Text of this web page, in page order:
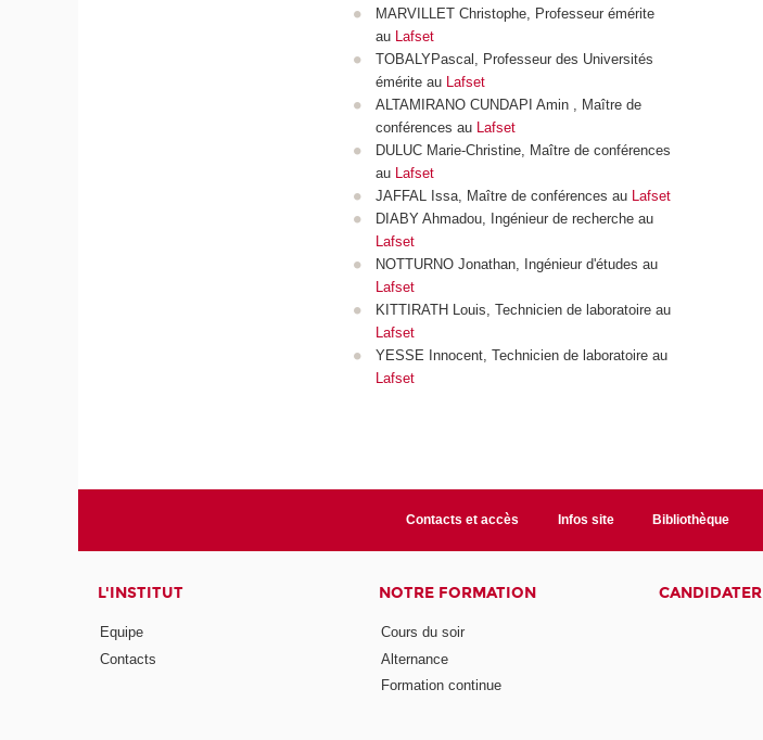
MARVILLET Christophe, Professeur émérite
au Lafset
TOBALYPascal, Professeur des Universités
émérite au Lafset
ALTAMIRANO CUNDAPI Amin , Maître de
conférences au Lafset
DULUC Marie-Christine, Maître de conférences
au Lafset
JAFFAL Issa, Maître de conférences au Lafset
DIABY Ahmadou, Ingénieur de recherche au
Lafset
NOTTURNO Jonathan, Ingénieur d'études au
Lafset
KITTIRATH Louis, Technicien de laboratoire au
Lafset
YESSE Innocent, Technicien de laboratoire au
Lafset
Contacts et accès Infos site Bibliothèque
L'INSTITUT
Equipe
Contacts
NOTRE FORMATION
Cours du soir
Alternance
Formation continue
CANDIDATER